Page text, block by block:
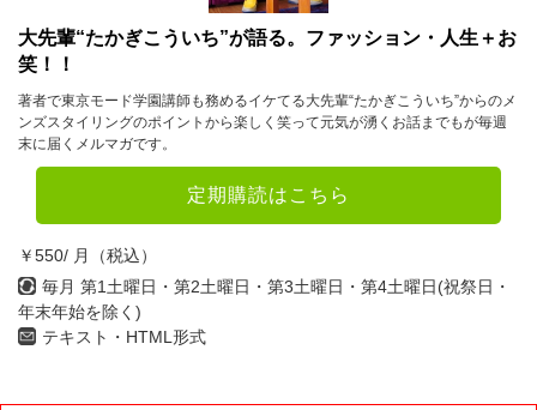
大先輩“たかぎこういち”が語る。ファッション・人生＋お
笑！！
著者で東京モード学園講師も務めるイケてる大先輩“たかぎこういち”からのメ
ンズスタイリングのポイントから楽しく笑って元気が湧くお話までもが毎週
末に届くメルマガです。
定期購読はこちら
￥550/ 月（税込）
毎月 第1土曜日・第2土曜日・第3土曜日・第4土曜日(祝祭日・
年末年始を除く)
テキスト・HTML形式
4月 5月 6月
7月
10月 11月 12月
1月 2月 3月
4月 5月 6月
7月